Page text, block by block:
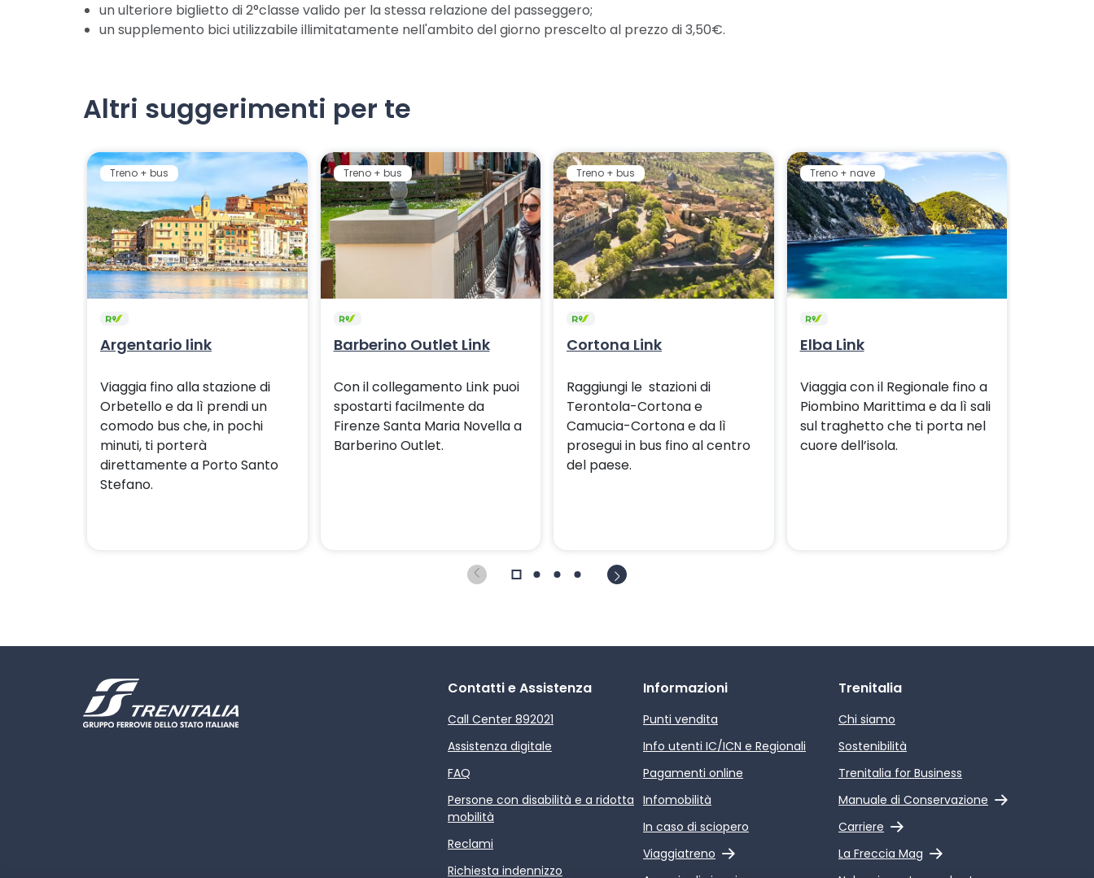
un ulteriore biglietto di 2°classe valido per la stessa relazione del passeggero;
un supplemento bici utilizzabile illimitatamente nell'ambito del giorno prescelto al prezzo di 3,50€.
Altri suggerimenti per te
Treno + bus
Argentario link
Viaggia fino alla stazione di
Orbetello e da lì prendi un
comodo bus che, in pochi
minuti, ti porterà
direttamente a Porto Santo
Stefano.
Treno + bus
Barberino Outlet Link
Con il collegamento Link puoi
spostarti facilmente da
Firenze Santa Maria Novella a
Barberino Outlet.
Treno + bus
Cortona Link
Raggiungi le stazioni di
Terontola-Cortona e
Camucia-Cortona e da lì
prosegui in bus fino al centro
del paese.
Treno + nave
Elba Link
Viaggia con il Regionale fino a
Piombino Marittima e da lì sali
sul traghetto che ti porta nel
cuore dell’isola.
Contatti e Assistenza
Call Center 892021
Assistenza digitale
FAQ
Persone con disabilità e a ridotta
mobilità
Reclami
Richiesta indennizzo
Informazioni
Punti vendita
Info utenti IC/ICN e Regionali
Pagamenti online
Infomobilità
In caso di sciopero
Viaggiatreno
Link esterno
Trenitalia
Chi siamo
Sostenibilità
Trenitalia for Business
Manuale di Conservazione
Link esterno
Carriere
Link esterno
La Freccia Mag
Link esterno